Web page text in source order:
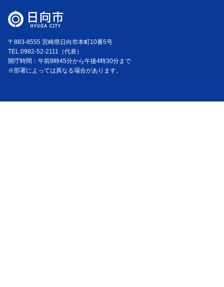
〒883-8555 宮崎県日向市本町10番5号
TEL:0982-52-2111（代表）
開庁時間：午前8時45分から午後4時30分まで
※部署によっては異なる場合があります。